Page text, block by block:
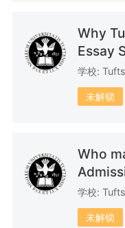
7篇文书
13篇文书
Why
Essay
学校:
未解锁
Who
学校:
未解锁